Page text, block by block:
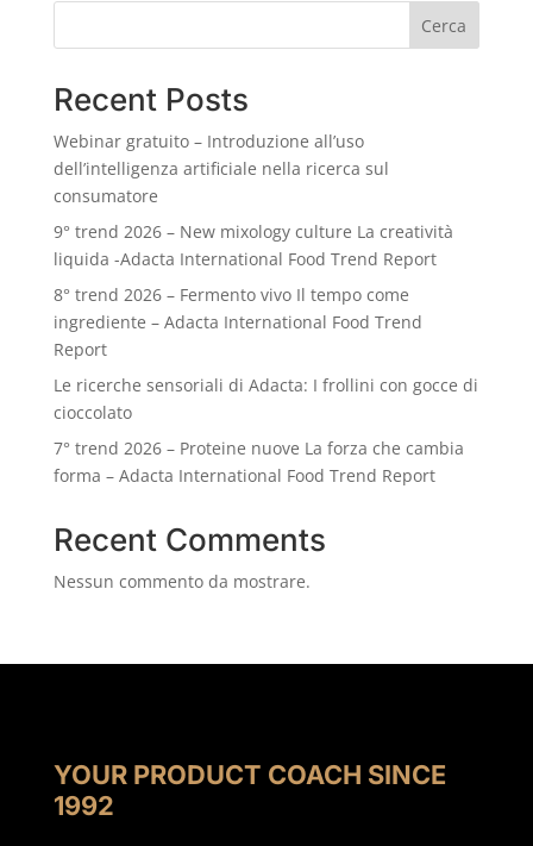
Cerca
Recent Posts
Webinar gratuito – Introduzione all’uso
dell’intelligenza artificiale nella ricerca sul
consumatore
9° trend 2026 – New mixology culture La creatività
liquida -Adacta International Food Trend Report
8° trend 2026 – Fermento vivo Il tempo come
ingrediente – Adacta International Food Trend
Report
Le ricerche sensoriali di Adacta: I frollini con gocce di
cioccolato
7° trend 2026 – Proteine nuove La forza che cambia
forma – Adacta International Food Trend Report
Recent Comments
Nessun commento da mostrare.
YOUR PRODUCT COACH SINCE
1992